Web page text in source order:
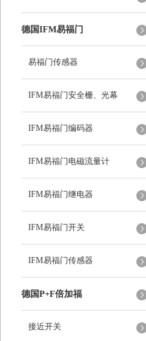
德国IFM易福门
易福门传感器
IFM易福门安全栅、光幕
IFM易福门编码器
IFM易福门电磁流量计
IFM易福门继电器
IFM易福门开关
IFM易福门传感器
德国P+F倍加福
接近开关